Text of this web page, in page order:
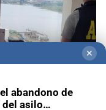
✕
abandono de
del asilo